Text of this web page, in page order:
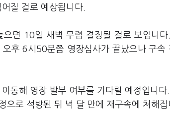
질 걸로 예상됩니다.
면 10일 새벽 무렵 결정될 걸로 보입니
후 6시50분쯤 영장심사가 끝났으나 구
동해 영장 발부 여부를 기다릴 예정입니다
으로 석방된 뒤 넉 달 만에 재구속에 처해집